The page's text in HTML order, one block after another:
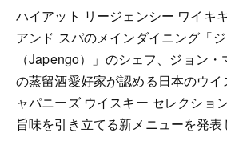
ハイアット リージェンシー ワイキ
アンド スパのメインダイニング「
（Japengo）」のシェフ、ジョン
の蒸留酒愛好家が認める日本のウ
ャパニーズ ウイスキー セレクショ
旨味を引き立てる新メニューを発表